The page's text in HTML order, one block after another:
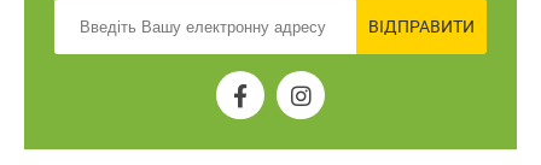
ВІДПРАВИТИ